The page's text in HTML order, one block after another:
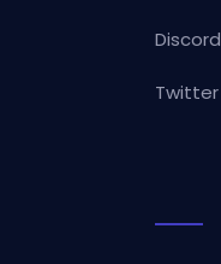
Discord
Twitter